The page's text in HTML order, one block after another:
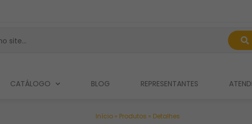
CATÁLOGO BLOG REPRESENTANTES
Início» Produtos » Detalhes